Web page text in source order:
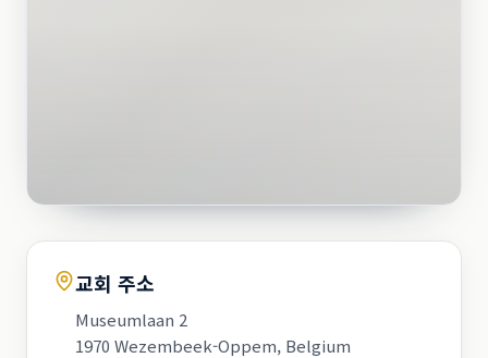
교회 주소
Museumlaan 2
1970 Wezembeek-Oppem, Belgium